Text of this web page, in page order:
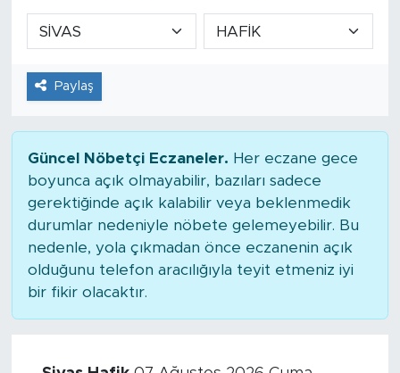
Paylaş
Güncel Nöbetçi Eczaneler. Her eczane gece
boyunca açık olmayabilir, bazıları sadece
gerektiğinde açık kalabilir veya beklenmedik
durumlar nedeniyle nöbete gelemeyebilir. Bu
nedenle, yola çıkmadan önce eczanenin açık
olduğunu telefon aracılığıyla teyit etmeniz iyi
bir fikir olacaktır.